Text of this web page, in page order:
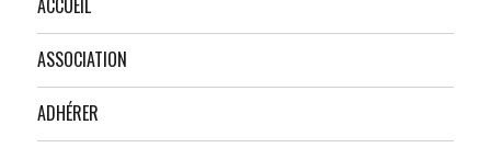
ACCUEIL
ASSOCIATION
ADHÉRER